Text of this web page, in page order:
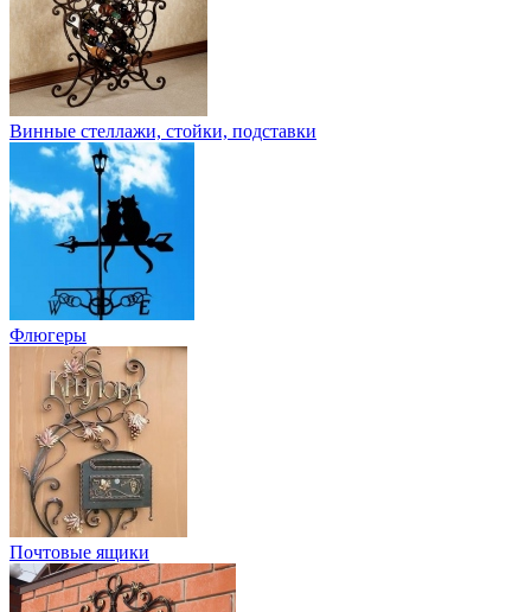
Винные стеллажи, стойки, подставки
Флюгеры
Почтовые ящики